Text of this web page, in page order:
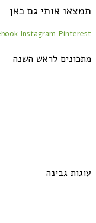
תמצאו אותי גם כאן
Instagram Pinterest
מתכונים לראש השנה
עוגות גבינה